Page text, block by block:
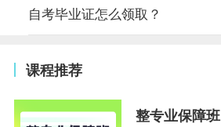
自考毕业证怎么领取？
课程推荐
整专业保障班